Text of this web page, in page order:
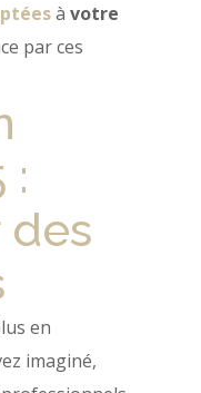
à votre
par ces
:
des
en
imaginé,